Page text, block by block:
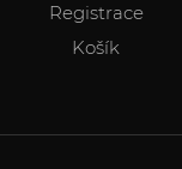
Registrace
Košík